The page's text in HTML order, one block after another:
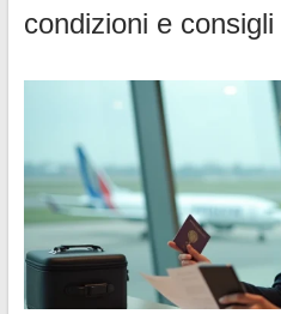
condizioni e consigli